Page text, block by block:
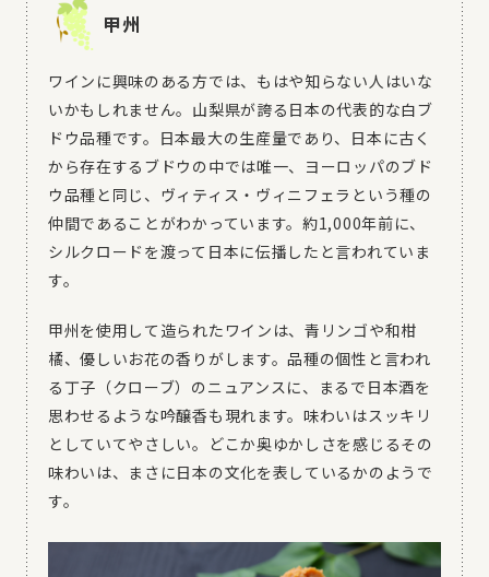
甲州
ワインに興味のある方では、もはや知らない人はいな
いかもしれません。山梨県が誇る日本の代表的な白ブ
ドウ品種です。日本最大の生産量であり、日本に古く
から存在するブドウの中では唯一、ヨーロッパのブド
ウ品種と同じ、ヴィティス・ヴィニフェラという種の
仲間であることがわかっています。約1,000年前に、
シルクロードを渡って日本に伝播したと言われていま
す。
甲州を使用して造られたワインは、青リンゴや和柑
橘、優しいお花の香りがします。品種の個性と言われ
る丁子（クローブ）のニュアンスに、まるで日本酒を
思わせるような吟醸香も現れます。味わいはスッキリ
としていてやさしい。どこか奥ゆかしさを感じるその
味わいは、まさに日本の文化を表しているかのようで
す。